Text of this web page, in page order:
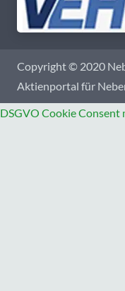
Copyright © 2020
Aktienportal für
DSGVO Cookie Consent